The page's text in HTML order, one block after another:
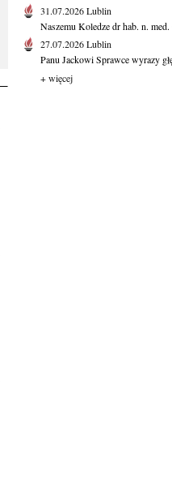
31.07.2026Lublin
Naszemu Koledze dr hab. n.
27.07.2026Lublin
Panu Jackowi Sprawce wyrazy
+ więcej